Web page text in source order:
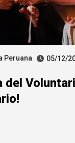
Peruana 05/12/
del